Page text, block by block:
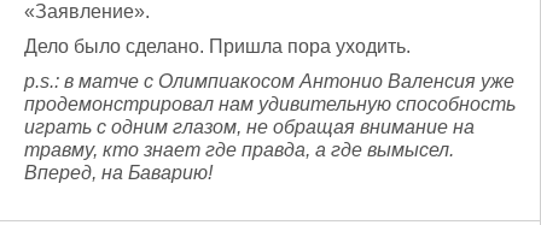
«Заявление».
Дело было сделано. Пришла пора уходить.
p.s.: в матче с Олимпиакосом Антонио Валенсия уже
продемонстрировал нам удивительную способность
играть с одним глазом, не обращая внимание на
травму, кто знает где правда, а где вымысел.
Вперед, на Баварию!